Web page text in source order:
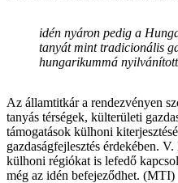
idén nyáron pedig a
tanyát mint tradicionális
hungarikummá
Az államtitkár a rendezvényen
tanyás térségek, külterületi
támogatások külhoni
gazdaságfejlesztés érdekében.
külhoni régiókat is lefedő
még az idén befejeződhet. (MTI)